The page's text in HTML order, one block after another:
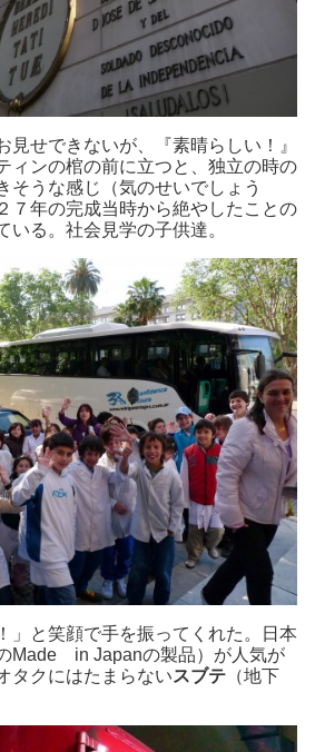
見せできないが、『素晴らしい！』
ィンの棺の前に立つと、独立の時の
そうな感じ（気のせいでしょう
７年の完成当時から絶やしたことの
いる。社会見学の子供達。
」と笑顔で手を振ってくれた。日本
Made in Japanの製品）が人気が
タクにはたまらないスブテ （地下